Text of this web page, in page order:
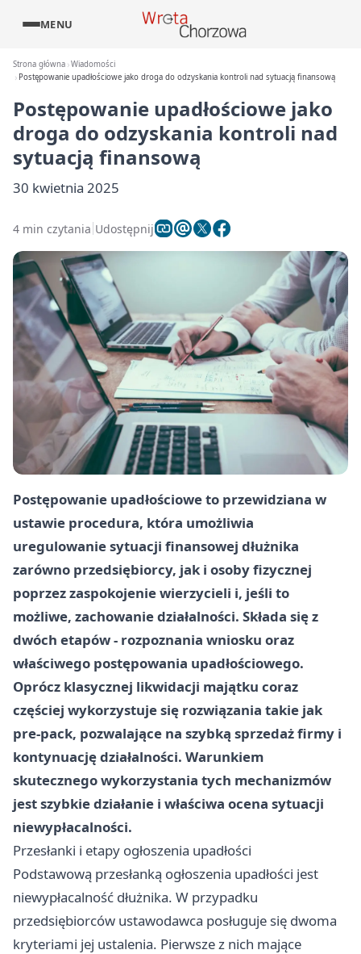
MENU
Strona główna Wiadomości
Postępowanie upadłościowe jako droga do odzyskania kontroli nad sytuacją finansową
Postępowanie upadłościowe jako
droga do odzyskania kontroli nad
sytuacją finansową
30 kwietnia 2025
4 min czytania Udostępnij
Postępowanie upadłościowe to przewidziana w
ustawie procedura, która umożliwia
uregulowanie sytuacji finansowej dłużnika
zarówno przedsiębiorcy, jak i osoby fizycznej
poprzez zaspokojenie wierzycieli i, jeśli to
możliwe, zachowanie działalności. Składa się z
dwóch etapów - rozpoznania wniosku oraz
właściwego postępowania upadłościowego.
Oprócz klasycznej likwidacji majątku coraz
częściej wykorzystuje się rozwiązania takie jak
pre-pack, pozwalające na szybką sprzedaż firmy i
kontynuację działalności. Warunkiem
skutecznego wykorzystania tych mechanizmów
jest szybkie działanie i właściwa ocena sytuacji
niewypłacalności.
Przesłanki i etapy ogłoszenia upadłości
Podstawową przesłanką ogłoszenia upadłości jest
niewypłacalność dłużnika. W przypadku
przedsiębiorców ustawodawca posługuje się dwoma
kryteriami jej ustalenia. Pierwsze z nich mające